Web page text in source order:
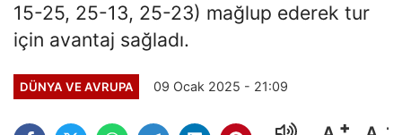
15-25, 25-13, 25-23) mağlup ederek tur
için avantaj sağladı.
DÜNYA VE AVRUPA 09 Ocak 2025 - 21:09